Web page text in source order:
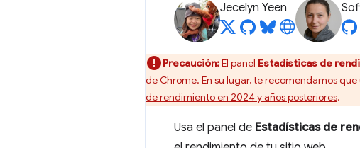
Jecelyn Yeen
Precaución:El panel Estadísticas de
de Chrome. En su lugar, te recomendamos que
de rendimiento en 2024 y años posteriores.
Usa el panel de Estadísticas de